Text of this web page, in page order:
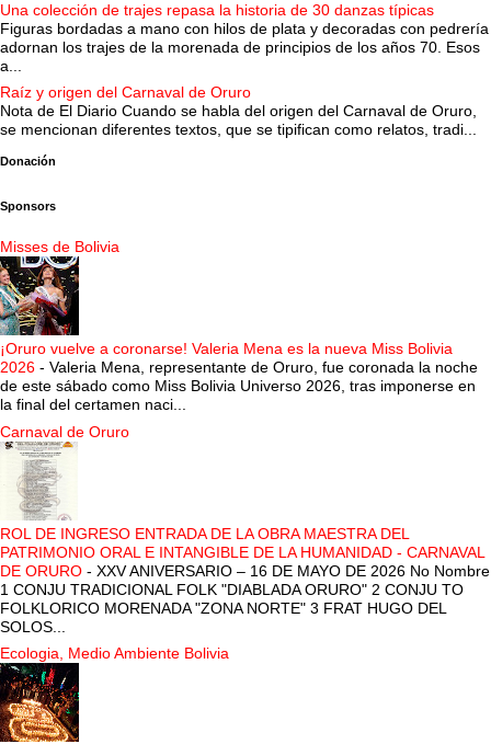
Una colección de trajes repasa la historia de 30 danzas típicas
Figuras bordadas a mano con hilos de plata y decoradas con pedrería
adornan los trajes de la morenada de principios de los años 70. Esos
a...
Raíz y origen del Carnaval de Oruro
Nota de El Diario Cuando se habla del origen del Carnaval de Oruro,
se mencionan diferentes textos, que se tipifican como relatos, tradi...
Donación
Sponsors
Misses de Bolivia
¡Oruro vuelve a coronarse! Valeria Mena es la nueva Miss Bolivia
2026 - Valeria Mena, representante de Oruro, fue coronada la noche
de este sábado como Miss Bolivia Universo 2026, tras imponerse en
la final del certamen naci...
Carnaval de Oruro
ROL DE INGRESO ENTRADA DE LA OBRA MAESTRA DEL
PATRIMONIO ORAL E INTANGIBLE DE LA HUMANIDAD - CARNAVAL
DE ORURO - XXV ANIVERSARIO – 16 DE MAYO DE 2026 No Nombre
1 CONJU TRADICIONAL FOLK "DIABLADA ORURO" 2 CONJU TO
FOLKLORICO MORENADA "ZONA NORTE" 3 FRAT HUGO DEL
SOLOS...
Ecologia, Medio Ambiente Bolivia